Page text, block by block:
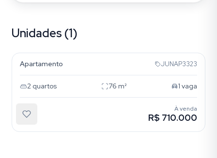
Unidades (1)
Vila Formosa
Apartamento JUNAP3323
2 quartos 76 m² 1 vaga
À venda
R$ 710.000